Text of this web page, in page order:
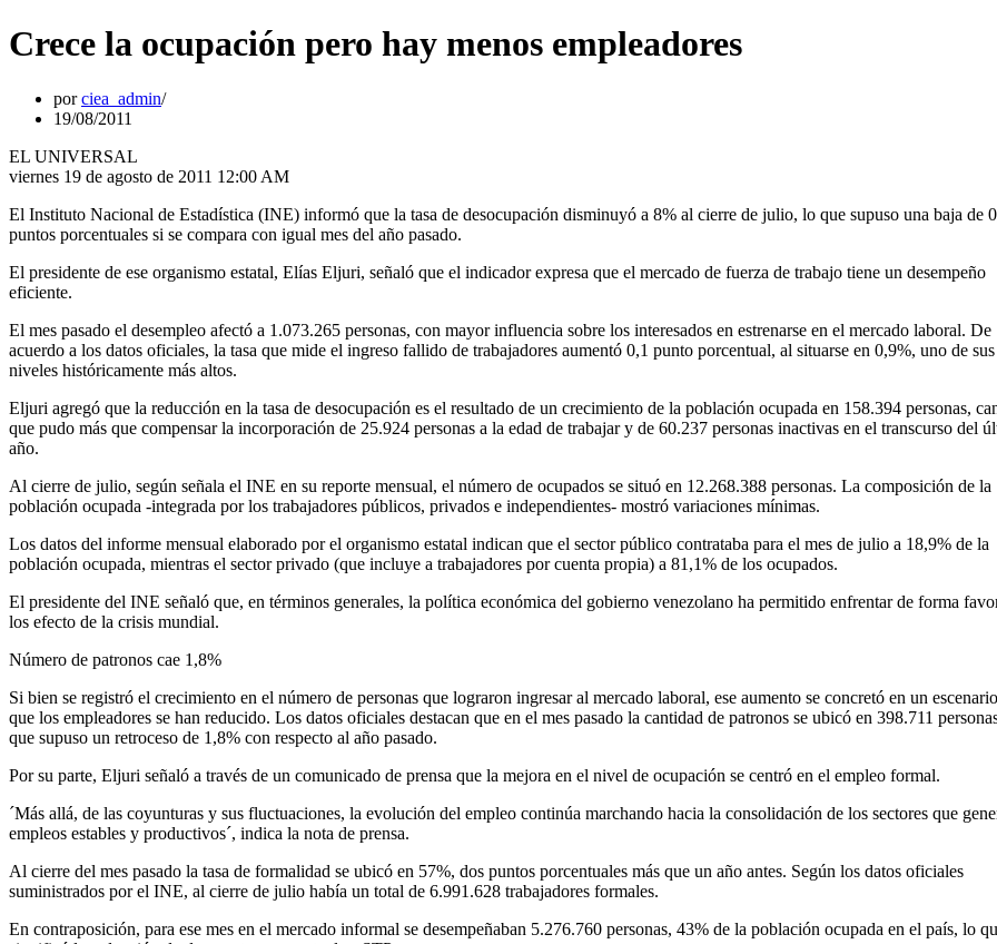
Crece la ocupación pero hay menos empleadores
porciea_admin
19/08/2011
EL UNIVERSAL
viernes 19 de agosto de 2011 12:00 AM
El Instituto Nacional de Estadística (INE) informó que la tasa de desocupación disminuyó a 8% al cierre de julio, lo que supuso una baja de
puntos porcentuales si se compara con igual mes del año pasado.
El presidente de ese organismo estatal, Elías Eljuri, señaló que el indicador expresa que el mercado de fuerza de trabajo tiene un desempeño
eficiente.
El mes pasado el desempleo afectó a 1.073.265 personas, con mayor influencia sobre los interesados en estrenarse en el mercado laboral. De
acuerdo a los datos oficiales, la tasa que mide el ingreso fallido de trabajadores aumentó 0,1 punto porcentual, al situarse en 0,9%, uno de sus
niveles históricamente más altos.
Eljuri agregó que la reducción en la tasa de desocupación es el resultado de un crecimiento de la población ocupada en 158.394 personas,
que pudo más que compensar la incorporación de 25.924 personas a la edad de trabajar y de 60.237 personas inactivas en el transcurso del
año.
Al cierre de julio, según señala el INE en su reporte mensual, el número de ocupados se situó en 12.268.388 personas. La composición de la
población ocupada -integrada por los trabajadores públicos, privados e independientes- mostró variaciones mínimas.
Los datos del informe mensual elaborado por el organismo estatal indican que el sector público contrataba para el mes de julio a 18,9% de la
población ocupada, mientras el sector privado (que incluye a trabajadores por cuenta propia) a 81,1% de los ocupados.
El presidente del INE señaló que, en términos generales, la política económica del gobierno venezolano ha permitido enfrentar de forma
los efecto de la crisis mundial.
Número de patronos cae 1,8%
Si bien se registró el crecimiento en el número de personas que lograron ingresar al mercado laboral, ese aumento se concretó en un
que los empleadores se han reducido. Los datos oficiales destacan que en el mes pasado la cantidad de patronos se ubicó en 398.711
que supuso un retroceso de 1,8% con respecto al año pasado.
Por su parte, Eljuri señaló a través de un comunicado de prensa que la mejora en el nivel de ocupación se centró en el empleo formal.
´Más allá, de las coyunturas y sus fluctuaciones, la evolución del empleo continúa marchando hacia la consolidación de los sectores que
empleos estables y productivos´, indica la nota de prensa.
Al cierre del mes pasado la tasa de formalidad se ubicó en 57%, dos puntos porcentuales más que un año antes. Según los datos oficiales
suministrados por el INE, al cierre de julio había un total de 6.991.628 trabajadores formales.
En contraposición, para ese mes en el mercado informal se desempeñaban 5.276.760 personas, 43% de la población ocupada en el país, lo